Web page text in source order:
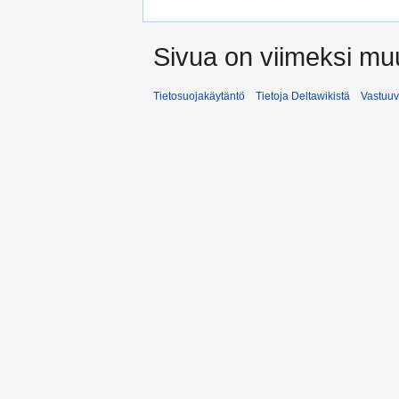
Sivua on viimeksi
Tietosuojakäytäntö Tietoja Deltawikistä